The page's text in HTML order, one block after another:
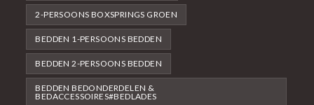
2-PERSOONS BOXSPRINGS GROEN
BEDDEN 1-PERSOONS BEDDEN
BEDDEN 2-PERSOONS BEDDEN
BEDDEN BEDONDERDELEN &
BEDACCESSOIRES#BEDLADES